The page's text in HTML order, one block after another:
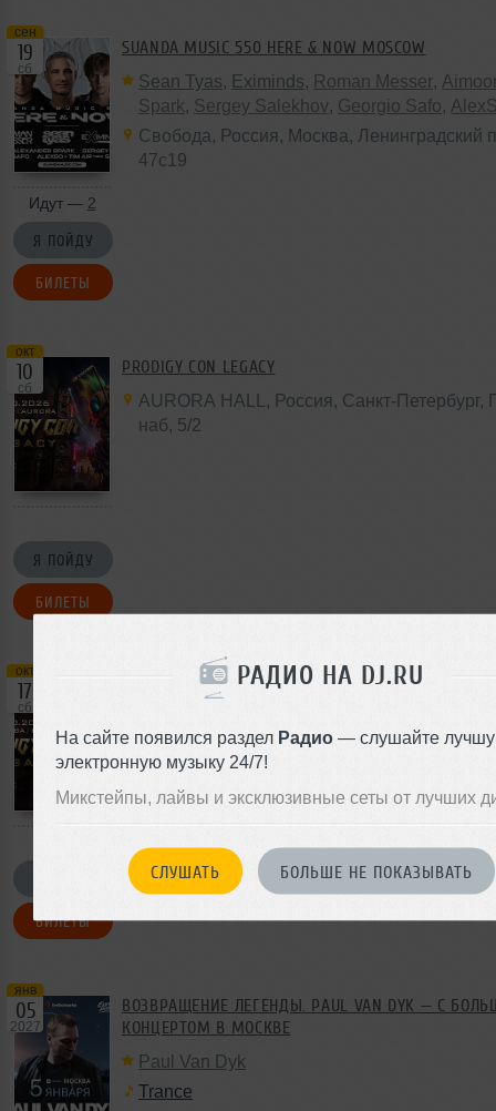
РАДИО НА DJ.RU
На сайте появился раздел Радио— слушайте
электронную музыку 24/7!
Микстейпы, лайвы и эксклюзивные сеты от лучших
СЛУШАТЬ БОЛЬШЕ НЕ ПОКАЗЫВАТЬ
сен
19
сб
Идут — 2
Я ПОЙДУ
БИЛЕТЫ
SUANDA MUSIC 550 HERE & NOW MOSCOW
Sean Tyas, Eximinds, Roman Messer,
Spark, Sergey Salekhov, Georgio Safo,
Свобода, Россия , Москва, Ленинградский
47с19
окт
10
сб
Я ПОЙДУ
БИЛЕТЫ
PRODIGY CON LEGACY
AURORA HALL , Россия , Санкт-Петербург,
наб, 5/2
окт
17
сб
БИЛЕТЫ
PRODIGY CON LEGACY
янв
05
2027
ВОЗВРАЩЕНИЕ ЛЕГЕНДЫ. PAUL VAN DYK — С
КОНЦЕРТОМ В МОСКВЕ
Paul Van Dyk
Trance